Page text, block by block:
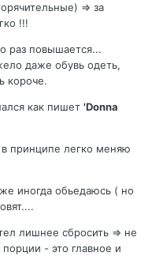
=> за
!!!
раз повышается...
даже обувь одеть,
короче.
как пишет 'Donna
принципе легко меняю
иногда обьедаюсь ( но
лишнее сбросить => не
- это главное и